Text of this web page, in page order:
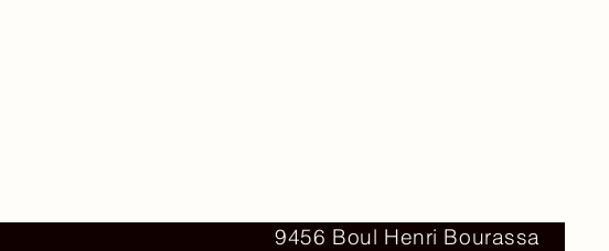
9456 Boul Henri Bourassa